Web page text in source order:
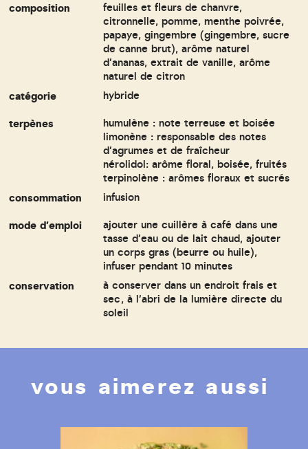
composition
feuilles et fleurs de chanvre,
citronnelle, pomme, menthe poivrée,
papaye, gingembre (gingembre, sucre
de canne brut), arôme naturel
d'ananas, extrait de vanille, arôme
naturel de citron
catégorie
hybride
terpènes
humulène : note terreuse et boisée
limonène : responsable des notes
d'agrumes et de fraîcheur
nérolidol: arôme floral, boisée, fruités
terpinolène : arômes floraux et sucrés
consommation
infusion
mode d'emploi
ajouter une cuillère à café dans une
tasse d'eau ou de lait chaud, ajouter
un corps gras (beurre ou huile),
infuser pendant 10 minutes
conservation
à conserver dans un endroit frais et
sec, à l'abri de la lumière directe du
soleil
vous aimerez aussi